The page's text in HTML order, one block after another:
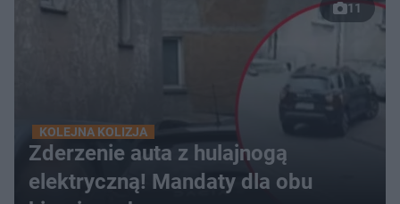
11
KOLEJNA KOLIZJA
Zderzenie auta z hulajnogą
elektryczną! Mandaty dla obu